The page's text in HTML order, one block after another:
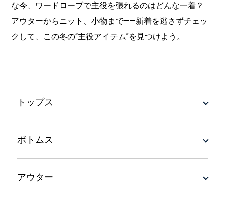
な今、ワードローブで主役を張れるのはどんな一着？
アウターからニット、小物まで——新着を逃さずチェッ
クして、この冬の“主役アイテム”を見つけよう。
トップス
ボトムス
アウター